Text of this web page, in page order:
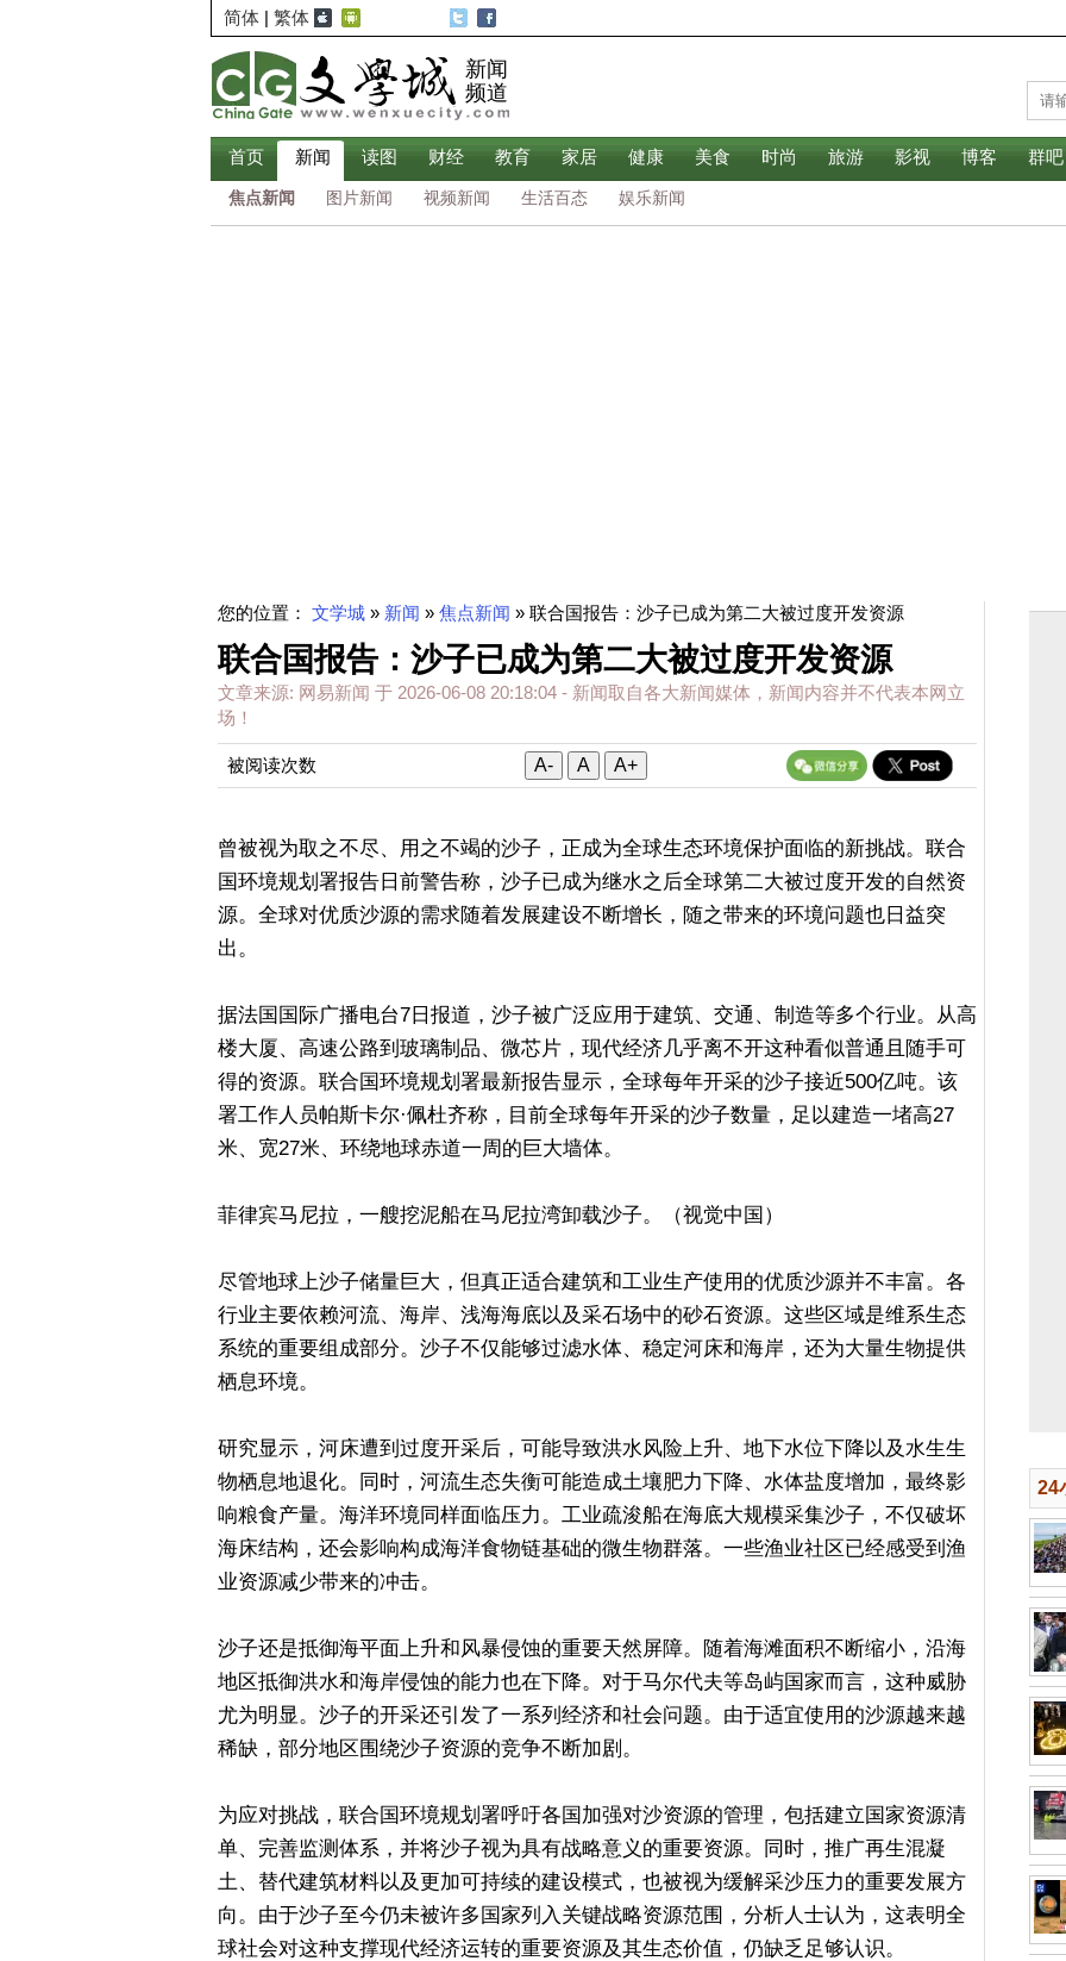
简体 | 繁体
新闻
频道
首页 新闻 读图 财经 教育 家居 健康 美食 时尚 旅游 影视 博客 群吧
焦点新闻 图片新闻 视频新闻 生活百态 娱乐新闻
您的位置： 文学城 » 新闻 » 焦点新闻 » 联合国报告：沙子已成为第二大被过度开发资源
联合国报告：沙子已成为第二大被过度开发资源
文章来源: 网易新闻 于 2026-06-08 20:18:04 - 新闻取自各大新闻媒体，新闻内容并不代表本网立
场！
被阅读次数 A- A A+
曾被视为取之不尽、用之不竭的沙子，正成为全球生态环境保护面临的新挑战。联合
国环境规划署报告日前警告称，沙子已成为继水之后全球第二大被过度开发的自然资
源。全球对优质沙源的需求随着发展建设不断增长，随之带来的环境问题也日益突
出。
据法国国际广播电台7日报道，沙子被广泛应用于建筑、交通、制造等多个行业。从高
楼大厦、高速公路到玻璃制品、微芯片，现代经济几乎离不开这种看似普通且随手可
得的资源。联合国环境规划署最新报告显示，全球每年开采的沙子接近500亿吨。该
署工作人员帕斯卡尔·佩杜齐称，目前全球每年开采的沙子数量，足以建造一堵高27
米、宽27米、环绕地球赤道一周的巨大墙体。
菲律宾马尼拉，一艘挖泥船在马尼拉湾卸载沙子。（视觉中国）
尽管地球上沙子储量巨大，但真正适合建筑和工业生产使用的优质沙源并不丰富。各
行业主要依赖河流、海岸、浅海海底以及采石场中的砂石资源。这些区域是维系生态
系统的重要组成部分。沙子不仅能够过滤水体、稳定河床和海岸，还为大量生物提供
栖息环境。
研究显示，河床遭到过度开采后，可能导致洪水风险上升、地下水位下降以及水生生
物栖息地退化。同时，河流生态失衡可能造成土壤肥力下降、水体盐度增加，最终影
响粮食产量。海洋环境同样面临压力。工业疏浚船在海底大规模采集沙子，不仅破坏
海床结构，还会影响构成海洋食物链基础的微生物群落。一些渔业社区已经感受到渔
业资源减少带来的冲击。
沙子还是抵御海平面上升和风暴侵蚀的重要天然屏障。随着海滩面积不断缩小，沿海
地区抵御洪水和海岸侵蚀的能力也在下降。对于马尔代夫等岛屿国家而言，这种威胁
尤为明显。沙子的开采还引发了一系列经济和社会问题。由于适宜使用的沙源越来越
稀缺，部分地区围绕沙子资源的竞争不断加剧。
为应对挑战，联合国环境规划署呼吁各国加强对沙资源的管理，包括建立国家资源清
单、完善监测体系，并将沙子视为具有战略意义的重要资源。同时，推广再生混凝
土、替代建筑材料以及更加可持续的建设模式，也被视为缓解采沙压力的重要发展方
向。由于沙子至今仍未被许多国家列入关键战略资源范围，分析人士认为，这表明全
球社会对这种支撑现代经济运转的重要资源及其生态价值，仍缺乏足够认识。
24